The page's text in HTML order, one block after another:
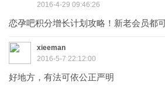
2016-4-29 09:46:26
恋孕吧积分增长计划攻略！新老会员都
xieeman
2016-5-7 22:12:00
好地方，有法可依公正严明